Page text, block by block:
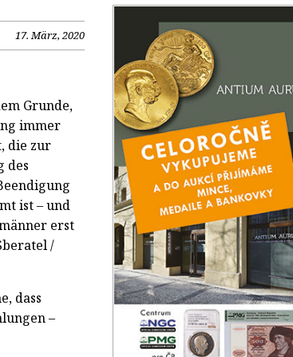
17. März, 2020
Grunde,
immer
die zur
des
ist – und
erst
/
dass
–